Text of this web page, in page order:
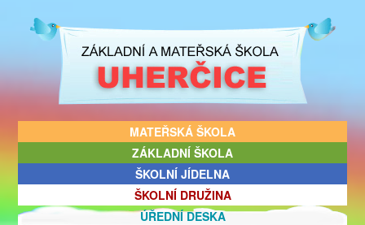
MATEŘSKÁ ŠKOLA
ZÁKLADNÍ ŠKOLA
ŠKOLNÍ JÍDELNA
ŠKOLNÍ DRUŽINA
ÚŘEDNÍ DESKA